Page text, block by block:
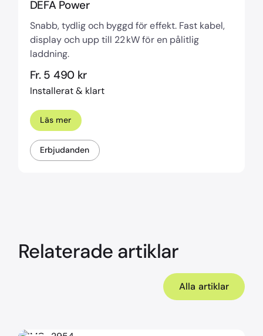
DEFA Power
Snabb, tydlig och byggd för effekt. Fast kabel,
display och upp till 22 kW för en pålitlig
laddning.
Fr. 5 490 kr
Installerat & klart
Läs mer
Erbjudanden
Relaterade artiklar
Alla artiklar